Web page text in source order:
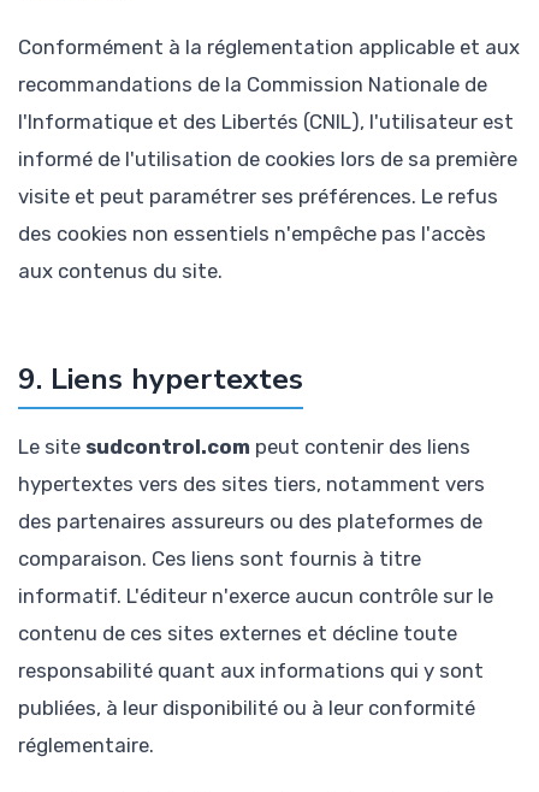
Conformément à la réglementation applicable et aux
recommandations de la Commission Nationale de
l'Informatique et des Libertés (CNIL), l'utilisateur est
informé de l'utilisation de cookies lors de sa première
visite et peut paramétrer ses préférences. Le refus
des cookies non essentiels n'empêche pas l'accès
aux contenus du site.
9. Liens hypertextes
Le site sudcontrol.com peut contenir des liens
hypertextes vers des sites tiers, notamment vers
des partenaires assureurs ou des plateformes de
comparaison. Ces liens sont fournis à titre
informatif. L'éditeur n'exerce aucun contrôle sur le
contenu de ces sites externes et décline toute
responsabilité quant aux informations qui y sont
publiées, à leur disponibilité ou à leur conformité
réglementaire.